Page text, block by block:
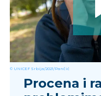
© UNICEF Srbija/2021/Pančić
Procena i